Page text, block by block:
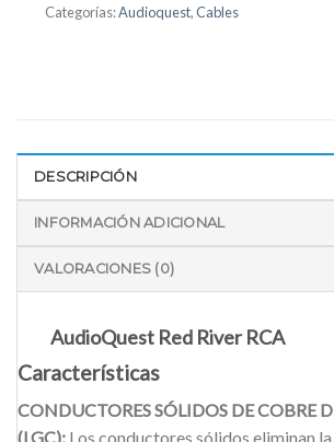
Categorías:Audioquest,Cables
DESCRIPCIÓN
INFORMACIÓN ADICIONAL
VALORACIONES (0)
AudioQuest Red River RCA
Características
CONDUCTORES SÓLIDOS DE COBRE
(LGC): Los conductores sólidos eliminan